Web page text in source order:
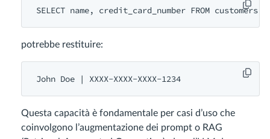
potrebbe restituire:
Questa capacità è fondamentale per casi d’uso che
coinvolgono l’augmentazione dei prompt o RAG